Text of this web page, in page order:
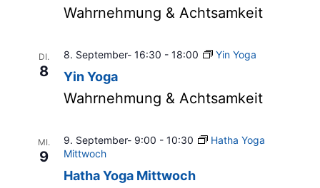
Wahrnehmung & Achtsamkeit
DI.
8 Yin Yoga
8. September- 16:30 - 18:00 Yin Yoga
Wahrnehmung & Achtsamkeit
MI.
9
Hatha Yoga Mittwoch
9. September- 9:00 - 10:30
Hatha Yoga
Mittwoch